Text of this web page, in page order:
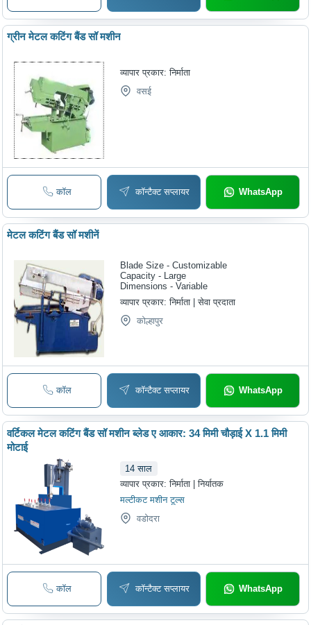
ग्रीन मेटल कटिंग बैंड सॉ मशीन
व्यापार प्रकार:निर्माता
वसई
कॉल कॉन्टैक्ट सप्लायर WhatsApp
मेटल कटिंग बैंड सॉ मशीनें
Blade Size - Customizable
Capacity - Large
Dimensions - Variable
व्यापार प्रकार:निर्माता | सेवा प्रदाता
कोल्हापुर
कॉल कॉन्टैक्ट सप्लायर WhatsApp
वर्टिकल मेटल कटिंग बैंड सॉ मशीन ब्लेड ए आकार: 34 मिमी चौड़ाई X 1.1 मिमी
मोटाई
14 साल
व्यापार प्रकार:निर्माता | निर्यातक
मल्टीकट मशीन टूल्स
वडोदरा
कॉल कॉन्टैक्ट सप्लायर WhatsApp